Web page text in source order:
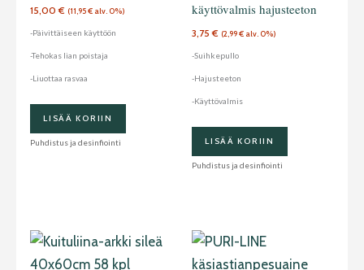
15,00€ (11,95€ alv. 0%)
-Päivittäiseen käyttöön
-Tehokas lian poistaja
-Liuottaa rasvaa
LISÄÄ KORIIN
Puhdistus ja desinfiointi
käyttövalmis hajusteeton
3,75€ (2,99€ alv. 0%)
-Suihkepullo
-Hajusteeton
-Käyttövalmis
LISÄÄ KORIIN
Puhdistus ja desinfiointi